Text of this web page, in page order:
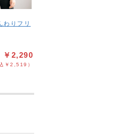
わりフリ
￥2,290
￥2,519）